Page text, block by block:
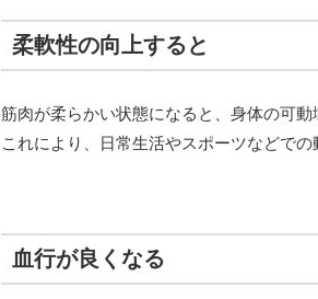
柔軟性の向上すると
筋肉が柔らかい状態になると、身体の可動
これにより、日常生活やスポーツなどで
血行が良くなる